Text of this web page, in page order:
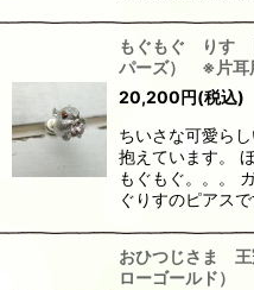
もぐもぐ りす
パーズ） ※片耳
20,200円(税込)
ちいさな可愛ら
抱えています。
もぐもぐ。。。
ぐりすのピアス
おひつじさま
ローゴールド）